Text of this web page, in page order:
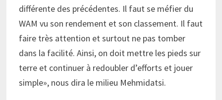
différente des précédentes. Il faut se méfier du
WAM vu son rendement et son classement. Il faut
faire très attention et surtout ne pas tomber
dans la facilité. Ainsi, on doit mettre les pieds sur
terre et continuer à redoubler d’efforts et jouer
simple», nous dira le milieu Mehmidatsi.